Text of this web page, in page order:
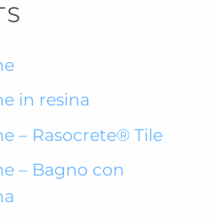
in resina
– Rasocrete® Tile
– Bagno con